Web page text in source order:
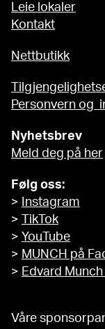
Leie lokaler
Kontakt
Nettbutikk
Personvern og
Nyhetsbrev
Meld deg på her
Følg oss:
>
Instagram
>
TikTok
> YouTube
> MUNCH på
> Edvard
Våre